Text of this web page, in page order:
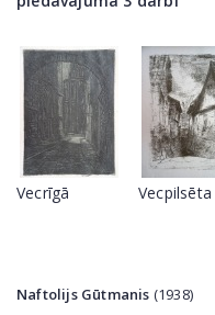
Vecrīgā Vecpilsēta
Naftolijs Gūtmanis (1938)